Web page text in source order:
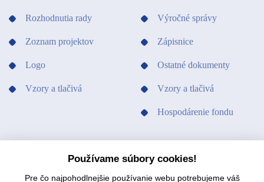
Rozhodnutia rady
Zoznam projektov
Logo
Vzory a tlačivá
Výročné správy
Zápisnice
Ostatné dokumenty
Vzory a tlačivá
Hospodárenie fondu
PODPORILI SME KONTAKTY
Používame súbory cookies!
Pre čo najpohodlnejšie používanie webu potrebujeme váš